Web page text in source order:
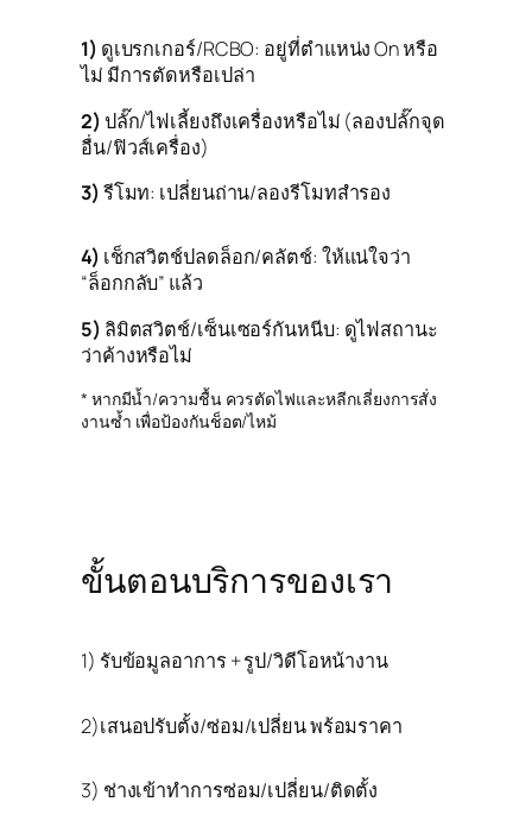
1) ดูเบรกเกอร์/RCBO: อยู่ที่ตำแหน่ง On หรือ
ไม่ มีการตัดหรือเปล่า
2) ปลั๊ก/ไฟเลี้ยงถึงเครื่องหรือไม่ (ลองปลั๊กจุด
อื่น/ฟิวส์เครื่อง)
3) รีโมท: เปลี่ยนถ่าน/ลองรีโมทสำรอง
4) เช็กสวิตช์ปลดล็อก/คลัตช์: ให้แน่ใจว่า
“ล็อกกลับ” แล้ว
5) ลิมิตสวิตช์/เซ็นเซอร์กันหนีบ: ดูไฟสถานะ
ว่าค้างหรือไม่
* หากมีน้ำ/ความชื้น ควรตัดไฟและหลีกเลี่ยงการสั่ง
งานซ้ำ เพื่อป้องกันช็อต/ไหม้
ขั้นตอนบริการของเรา
1) รับข้อมูลอาการ + รูป/วิดีโอหน้างาน
2)เสนอปรับตั้ง/ซ่อม/เปลี่ยน พร้อมราคา
3) ช่างเข้าทำการซ่อม/เปลี่ยน/ติดตั้ง